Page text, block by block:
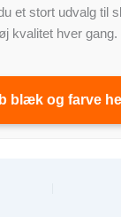
et stort udvalg til
kvalitet hver gang.
blæk og farve